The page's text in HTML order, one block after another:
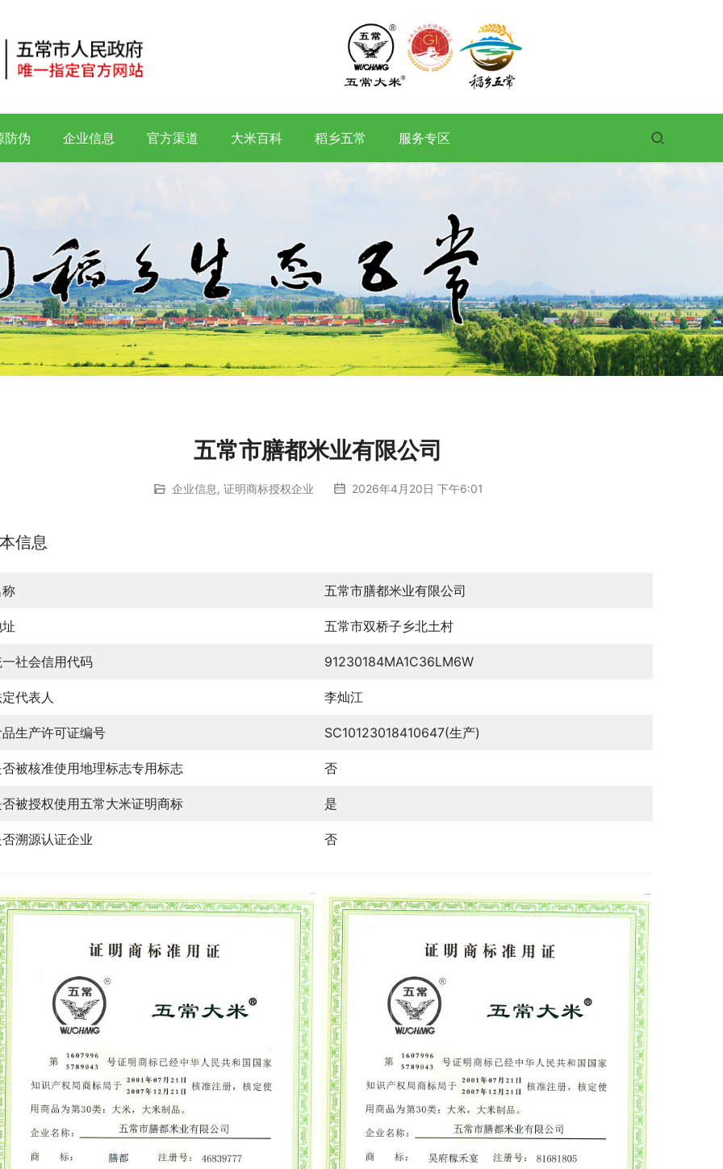
防伪 企业信息 官方渠道 大米百科 稻乡五常 服务专区
五常市膳都米业有限公司
企业信息, 证明商标授权企业 2026年4月20日 下午6:01
信息
五常市膳都米业有限公司
五常市双桥子乡北土村
社会信用代码 91230184MA1C36LM6W
代表人 李灿江
生产许可证编号 SC10123018410647(生产)
被核准使用地理标志专用标志 否
被授权使用五常大米证明商标 是
溯源认证企业 否